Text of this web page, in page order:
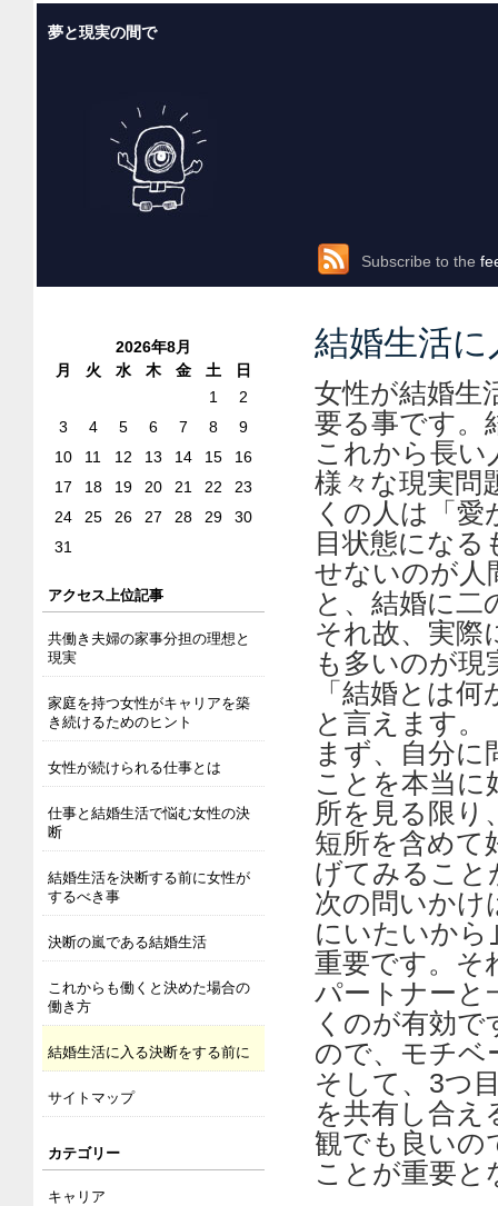
夢と現実の間で
Subscribe to the
2026年8月
月
火 水 木 金 土
日
1
2
3
4 5 6 7 8
9
10
11 12 13 14 15
16
17
18 19 20 21 22
23
24
25 26 27 28 29
30
31
アクセス上位記事
共働き夫婦の家事分担の理想と
現実
家庭を持つ女性がキャリアを築
き続けるためのヒント
女性が続けられる仕事とは
仕事と結婚生活で悩む女性の決
断
結婚生活を決断する前に女性が
するべき事
決断の嵐である結婚生活
これからも働くと決めた場合の
働き方
結婚生活に入る決断をする前に
サイトマップ
カテゴリー
キャリア
結婚生活
女性が結婚生
要る事です。
これから長い
様々な現実問
くの人は「
目状態にな
せないのが人
と、結婚に
それ故、実際
も多いのが現
「結婚とは
と言えます。
まず、自分
ことを本当に
所を見る限り
短所を含めて
げてみること
次の問いかけ
にいたいから
重要です。そ
パートナーと
くのが有効
ので、モチベ
そして、3つ
を共有し合え
観でも良いの
ことが重要と